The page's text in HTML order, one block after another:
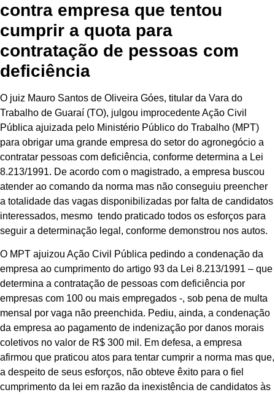
contra empresa que tentou
cumprir a quota para
contratação de pessoas com
deficiência
O juiz Mauro Santos de Oliveira Góes, titular da Vara do
Trabalho de Guaraí (TO), julgou improcedente Ação Civil
Pública ajuizada pelo Ministério Público do Trabalho (MPT)
para obrigar uma grande empresa do setor do agronegócio a
contratar pessoas com deficiência, conforme determina a Lei
8.213/1991. De acordo com o magistrado, a empresa buscou
atender ao comando da norma mas não conseguiu preencher
a totalidade das vagas disponibilizadas por falta de candidatos
interessados, mesmo tendo praticado todos os esforços para
seguir a determinação legal, conforme demonstrou nos autos.
O MPT ajuizou Ação Civil Pública pedindo a condenação da
empresa ao cumprimento do artigo 93 da Lei 8.213/1991 – que
determina a contratação de pessoas com deficiência por
empresas com 100 ou mais empregados -, sob pena de multa
mensal por vaga não preenchida. Pediu, ainda, a condenação
da empresa ao pagamento de indenização por danos morais
coletivos no valor de R$ 300 mil. Em defesa, a empresa
afirmou que praticou atos para tentar cumprir a norma mas que,
a despeito de seus esforços, não obteve êxito para o fiel
cumprimento da lei em razão da inexistência de candidatos às